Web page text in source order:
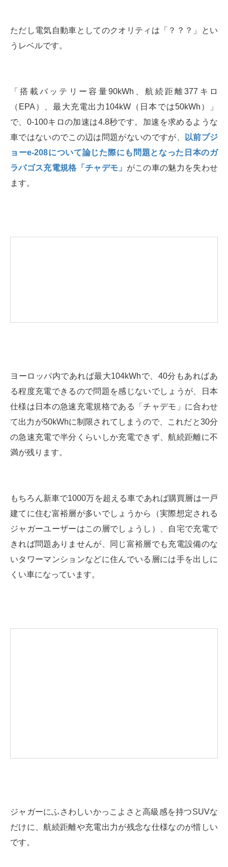
ただし電気自動車としてのクオリティは「？？？」とい
うレベルです。
「搭載バッテリー容量90kWh、航続距離377キロ
（EPA）、最大充電出力104kW（日本では50kWh）」
で、0-100キロの加速は4.8秒です。加速を求めるような
車ではないのでこの辺は問題がないのですが、
以前プジ
ョーe-208について論じた際にも問題となった日本のガ
ラパゴス充電規格「チャデモ」 がこの車の魅力を失わせ
ます。
ヨーロッパ内であれば最大104kWhで、40分もあればあ
る程度充電できるので問題を感じないでしょうが、日本
仕様は日本の急速充電規格である「チャデモ」に合わせ
て出力が50kWhに制限されてしまうので、これだと30分
の急速充電で半分くらいしか充電できず、航続距離に不
満が残ります。
もちろん新車で1000万を超える車であれば購買層は一戸
建てに住む富裕層が多いでしょうから（実際想定される
ジャガーユーザーはこの層でしょうし）、自宅で充電で
きれば問題ありませんが、同じ富裕層でも充電設備のな
いタワーマンションなどに住んでいる層には手を出しに
くい車になっています。
ジャガーにふさわしいかっこよさと高級感を持つSUVな
だけに、航続距離や充電出力が残念な仕様なのが惜しい
です。